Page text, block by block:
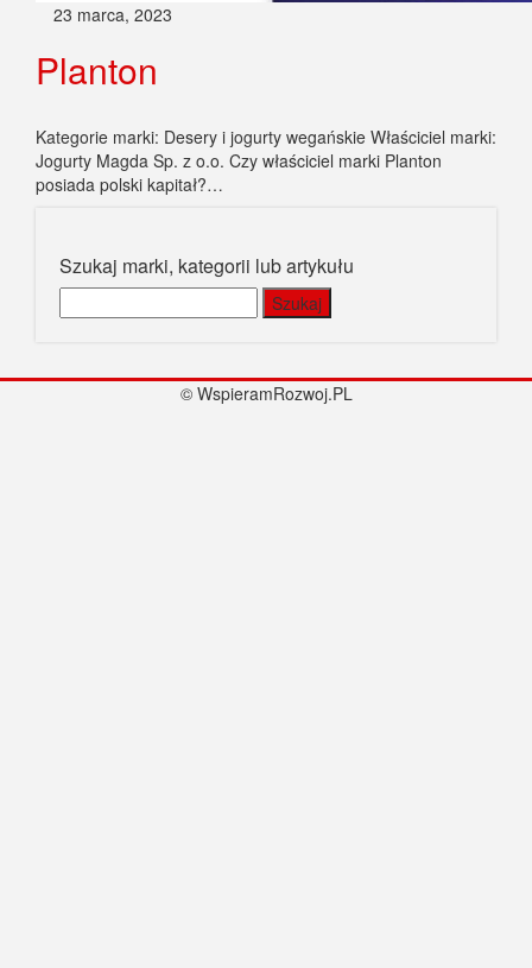
23 marca, 2023
Planton
Kategorie marki: Desery i jogurty wegańskie Właściciel marki:
Jogurty Magda Sp. z o.o. Czy właściciel marki Planton
posiada polski kapitał?…
Szukaj marki, kategorii lub artykułu
© WspieramRozwoj.PL